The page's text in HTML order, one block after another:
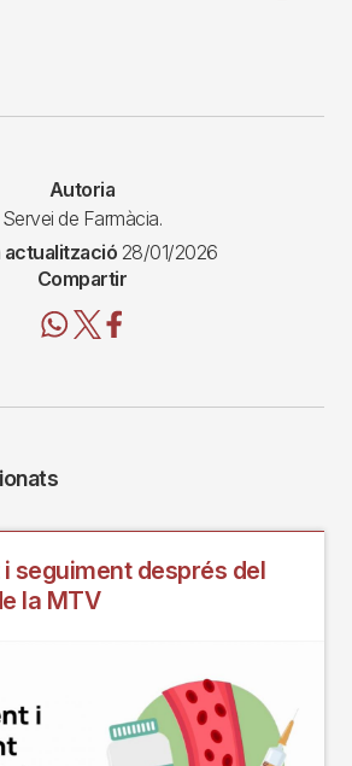
Autoria
Servei de Farmàcia.
actualització 28/01/2026
Compartir
seguiment després del
la MTV